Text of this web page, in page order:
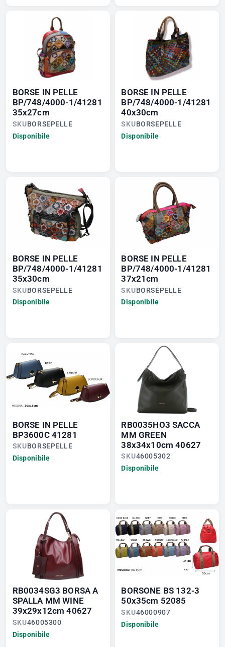
BORSE IN PELLE
BP/748/4000-1/41281
35x27cm
SKUBORSEPELLE
Disponibile
BORSE IN PELLE
BP/748/4000-1/41281
40x30cm
SKUBORSEPELLE
Disponibile
BORSE IN PELLE
BP/748/4000-1/41281
35x30cm
SKUBORSEPELLE
Disponibile
BORSE IN PELLE
BP/748/4000-1/41281
37x21cm
SKUBORSEPELLE
Disponibile
BORSE IN PELLE
BP3600C 41281
SKUBORSEPELLE
Disponibile
RB0035HO3 SACCA
MM GREEN
38x34x10cm 40627
SKU46005302
Disponibile
RB0034SG3 BORSA A
SPALLA MM WINE
39x29x12cm 40627
SKU46005300
Disponibile
BORSONE BS 132-3
50x35cm 52085
SKU46000907
Disponibile